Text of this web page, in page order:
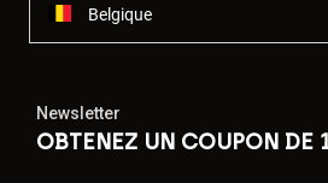
Belgique
Newsletter
OBTENEZ UN COUPON DE